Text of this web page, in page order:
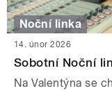
Noční linka
14. únor 2026
Sobotní Noční
Na Valentýna se